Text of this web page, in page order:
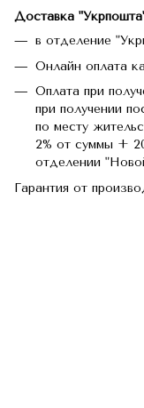
Доставка
в отделение
Онлайн оплата
Оплата при
при получении
по месту
2% от суммы +
отделении
Гарантия от